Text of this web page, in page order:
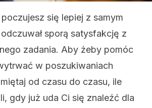
się lepiej z samym
sporą satysfakcję z
zadania. Aby żeby pomóc
w poszukiwaniach
od czasu do czasu, ile
gdy już uda Ci się znaleźć dla